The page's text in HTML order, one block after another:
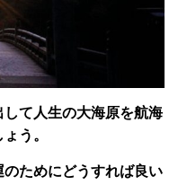
て人生の大海原を航海
う。
ためにどうすれば良い